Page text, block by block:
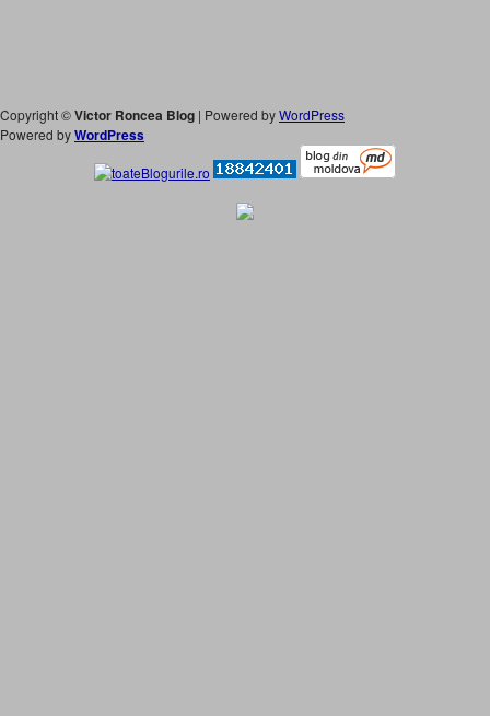
Copyright ©Victor Roncea Blog | Powered byWordPress
Powered byWordPress